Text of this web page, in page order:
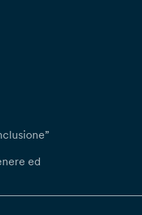
di una tua
15 e ss. è di un (1)
mesi in casi di
casi, la Banca
informandoti
tuoi dati da parte
del GDPR
di controllo.
ed